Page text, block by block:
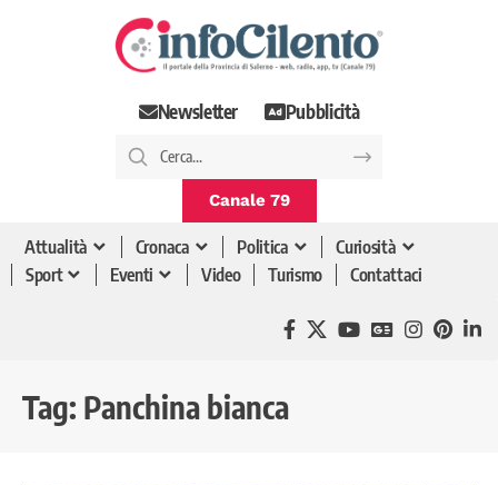
Newsletter Pubblicità
Canale 79
Attualità Cronaca Politica
Curiosità
Sport
Eventi Video Turismo Contattaci
Tag: Panchina bianca